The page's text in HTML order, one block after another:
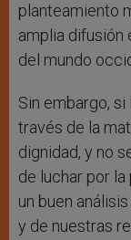
planteamiento
amplia difusión
del mundo
Sin embargo,
través de la
dignidad, y no
de luchar por
un buen
y de nuestras